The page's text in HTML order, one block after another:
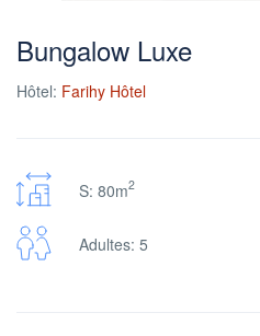
Bungalow Luxe
Hôtel: Farihy Hôtel
S: 80m2
Adultes: 5